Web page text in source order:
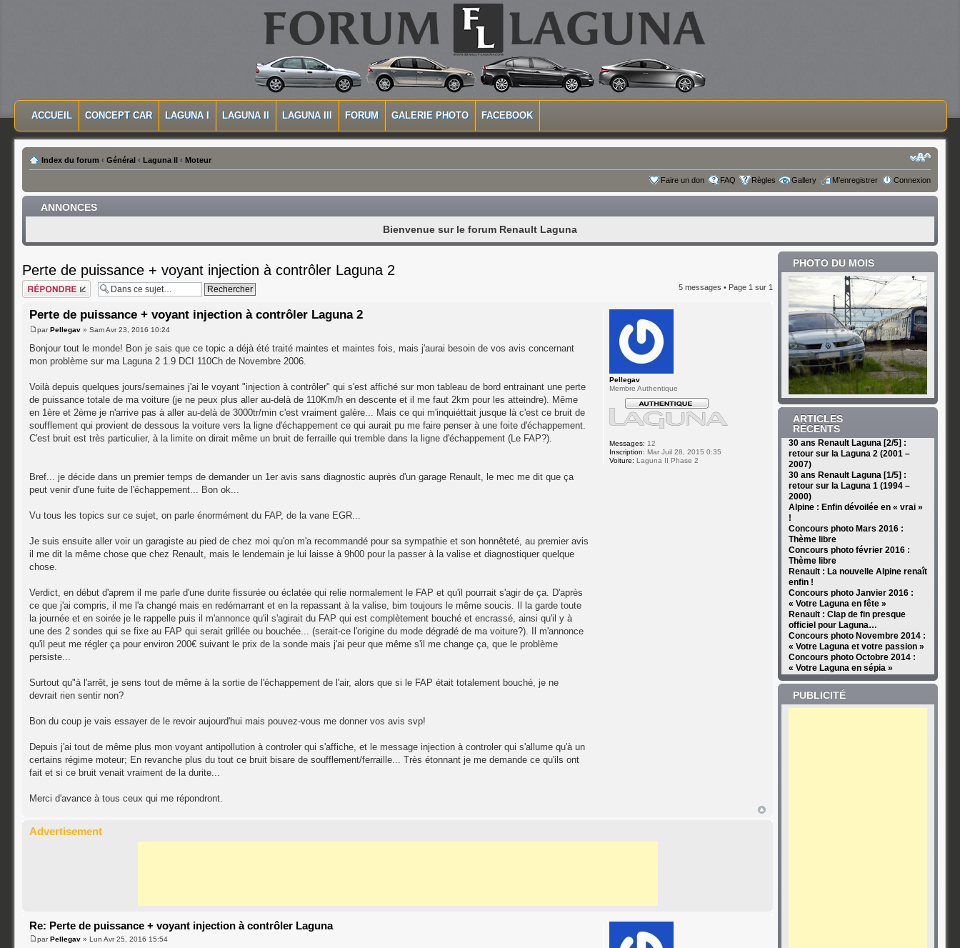
MENU PRINCIPAL
ACCUEIL CONCEPT CAR LAGUNA I LAGUNA II LAGUNA III FORUM GALERIE PHOTO FACEBOOK
Index du forum ‹ Général ‹ Laguna II ‹ Moteur
Faire un don FAQ Règles Gallery M’enregistrer Connexion
ANNONCES
Bienvenue sur le forum Renault Laguna
Perte de puissance + voyant injection à contrôler Laguna 2
Répondre 5 messages • Page 1 sur 1
Perte de puissance + voyant injection à contrôler Laguna 2
parPellegav » Sam Avr 23, 2016 10:24
Bonjour tout le monde! Bon je sais que ce topic a déjà été traité maintes et maintes fois, mais j'aurai besoin de vos avis concernant
mon problème sur ma Laguna 2 1.9 DCI 110Ch de Novembre 2006.
Voilà depuis quelques jours/semaines j'ai le voyant "injection à contrôler" qui s'est affiché sur mon tableau de bord entrainant une perte
de puissance totale de ma voiture (je ne peux plus aller au-delà de 110Km/h en descente et il me faut 2km pour les atteindre). Même
en 1ère et 2ème je n'arrive pas à aller au-delà de 3000tr/min c'est vraiment galère... Mais ce qui m'inquiéttait jusque là c'est ce bruit de
soufflement qui provient de dessous la voiture vers la ligne d'échappement ce qui aurait pu me faire penser à une foite d'échappement.
C'est bruit est très particulier, à la limite on dirait même un bruit de ferraille qui tremble dans la ligne d'échappement (Le FAP?).
Bref... je décide dans un premier temps de demander un 1er avis sans diagnostic auprès d'un garage Renault, le mec me dit que ça
peut venir d'une fuite de l'échappement... Bon ok...
Vu tous les topics sur ce sujet, on parle énormément du FAP, de la vane EGR...
Je suis ensuite aller voir un garagiste au pied de chez moi qu'on m'a recommandé pour sa sympathie et son honnêteté, au premier avis
il me dit la même chose que chez Renault, mais le lendemain je lui laisse à 9h00 pour la passer à la valise et diagnostiquer quelque
chose.
Verdict, en début d'aprem il me parle d'une durite fissurée ou éclatée qui relie normalement le FAP et qu'il pourrait s'agir de ça. D'après
ce que j'ai compris, il me l'a changé mais en redémarrant et en la repassant à la valise, bim toujours le même soucis. Il la garde toute
la journée et en soirée je le rappelle puis il m'annonce qu'il s'agirait du FAP qui est complètement bouché et encrassé, ainsi qu'il y à
une des 2 sondes qui se fixe au FAP qui serait grillée ou bouchée... (serait-ce l'origine du mode dégradé de ma voiture?). Il m'annonce
qu'il peut me régler ça pour environ 200€ suivant le prix de la sonde mais j'ai peur que même s'il me change ça, que le problème
persiste...
Surtout qu"à l'arrêt, je sens tout de même à la sortie de l'échappement de l'air, alors que si le FAP était totalement bouché, je ne
devrait rien sentir non?
Bon du coup je vais essayer de le revoir aujourd'hui mais pouvez-vous me donner vos avis svp!
Depuis j'ai tout de même plus mon voyant antipollution à controler qui s'affiche, et le message injection à controler qui s'allume qu'à un
certains régime moteur; En revanche plus du tout ce bruit bisare de soufflement/ferraille... Très étonnant je me demande ce qu'ils ont
fait et si ce bruit venait vraiment de la durite...
Merci d'avance à tous ceux qui me répondront.
Pellegav
Membre Authentique
Messages: 12
Inscription: Mar Juil 28, 2015 0:35
Voiture: Laguna II Phase 2
Advertisement
Re: Perte de puissance + voyant injection à contrôler Laguna
parPellegav » Lun Avr 25, 2016 15:54
PHOTO DU MOIS
ARTICLES
RÉCENTS
30 ans Renault Laguna [2/5] :
retour sur la Laguna 2 (2001 –
2007)
30 ans Renault Laguna [1/5] :
retour sur la Laguna 1 (1994 –
2000)
Alpine : Enfin dévoilée en « vrai »
!
Concours photo Mars 2016 :
Thème libre
Concours photo février 2016 :
Thème libre
Renault : La nouvelle Alpine renaît
enfin !
Concours photo Janvier 2016 :
« Votre Laguna en fête »
Renault : Clap de fin presque
officiel pour Laguna…
Concours photo Novembre 2014 :
« Votre Laguna et votre passion »
Concours photo Octobre 2014 :
« Votre Laguna en sépia »
PUBLICITÉ